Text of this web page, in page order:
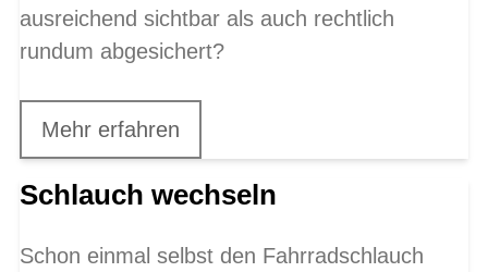
ausreichend sichtbar als auch rechtlich
rundum abgesichert?
Mehr erfahren
Schlauch wechseln
Schon einmal selbst den Fahrradschlauch